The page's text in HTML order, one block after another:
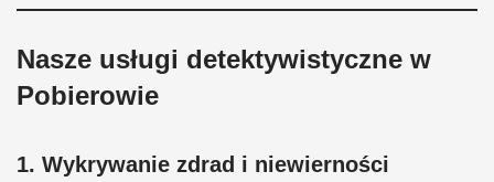
Nasze usługi detektywistyczne w
Pobierowie
1. Wykrywanie zdrad i niewierności